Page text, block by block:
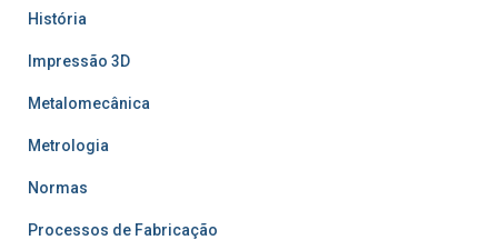
História
Impressão 3D
Metalomecânica
Metrologia
Normas
Processos de Fabricação